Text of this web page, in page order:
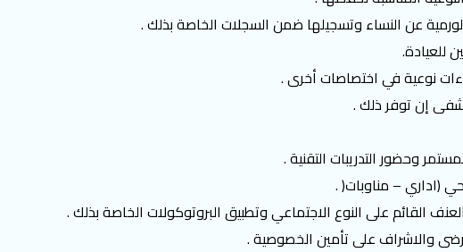
عن النساء وتسجيلها ضمن السجلات الخاصة بذلك .
للعيادة.
نوعية في اختصاصات أخرى .
إن توفر ذلك .
وحضور التدريبات التقنية .
(اداري – مناوبات( .
القائم على النوع الاجتماعي وتطبيق البروتوكولات الخاصة بذلك .
والاشراف على تأمين الخصوصية .